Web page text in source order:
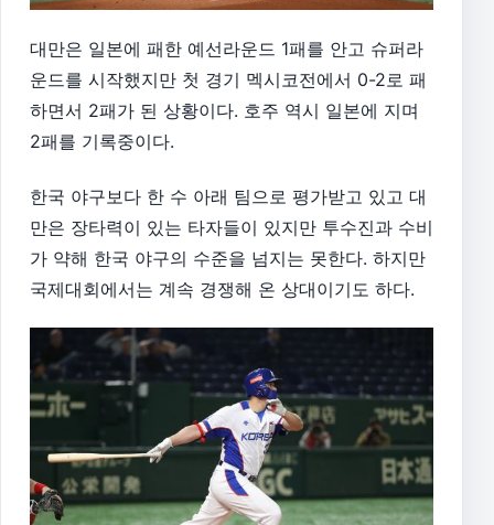
대만은 일본에 패한 예선라운드 1패를 안고 슈퍼라
운드를 시작했지만 첫 경기 멕시코전에서 0-2로 패
하면서 2패가 된 상황이다. 호주 역시 일본에 지며
2패를 기록중이다.
한국 야구보다 한 수 아래 팀으로 평가받고 있고 대
만은 장타력이 있는 타자들이 있지만 투수진과 수비
가 약해 한국 야구의 수준을 넘지는 못한다. 하지만
국제대회에서는 계속 경쟁해 온 상대이기도 하다.